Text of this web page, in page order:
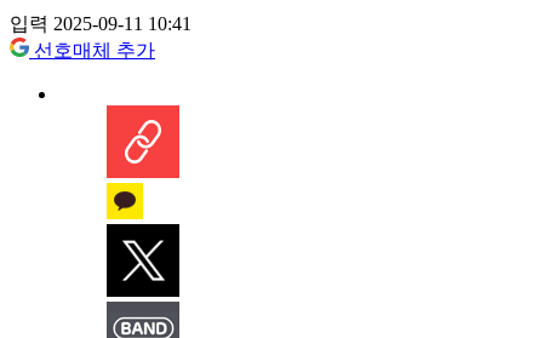
입력 2025-09-11 10:41
선호매체 추가